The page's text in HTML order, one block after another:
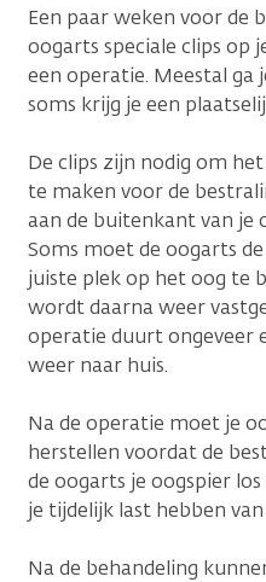
Een paar weken voor de
oogarts speciale clips op
een operatie. Meestal ga
soms krijg je een
De clips zijn nodig om
te maken voor de
aan de buitenkant van je
Soms moet de oogarts
juiste plek op het oog te
wordt daarna weer
operatie duurt ongeveer
weer naar huis.
Na de operatie moet je
herstellen voordat de
de oogarts je oogspier
je tijdelijk last hebben
Na de behandeling